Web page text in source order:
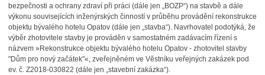
bezpečnosti a ochrany zdraví při práci (dále jen „BOZP“) na stavbě a dále
výkonu souvisejících inženýrských činností v průběhu provádění rekonstrukce
objektu bývalého hotelu Opatov (dále jen „stavba“). Navrhovatel podotýká, že
výběr zhotovitele stavby je prováděn v samostatném zadávacím řízení s
názvem »Rekonstrukce objektu bývalého hotelu Opatov - zhotovitel stavby
"Dům pro nový začátek"«, zveřejněném ve Věstníku veřejných zakázek pod
ev. č. Z2018-030822 (dále jen „stavební zakázka“).